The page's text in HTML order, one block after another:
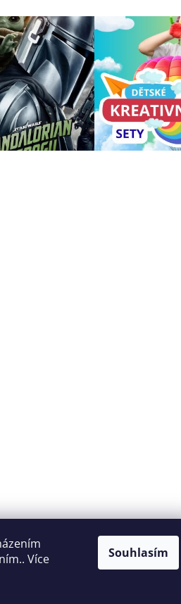
Více
Souhlasím
Možnosti platby
online